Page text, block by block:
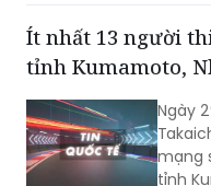
Ngày
mạng
tỉnh